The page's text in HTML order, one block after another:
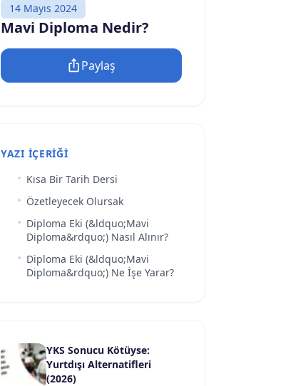
14 Mayıs 2024
Mavi Diploma Nedir?
Paylaş
YAZI İÇERIĞI
Kısa Bir Tarih Dersi
Özetleyecek Olursak
Diploma Eki (&ldquo;Mavi
Diploma&rdquo;) Nasıl Alınır?
Diploma Eki (&ldquo;Mavi
Diploma&rdquo;) Ne İşe Yarar?
YKS Sonucu Kötüyse:
Yurtdışı Alternatifleri
(2026)